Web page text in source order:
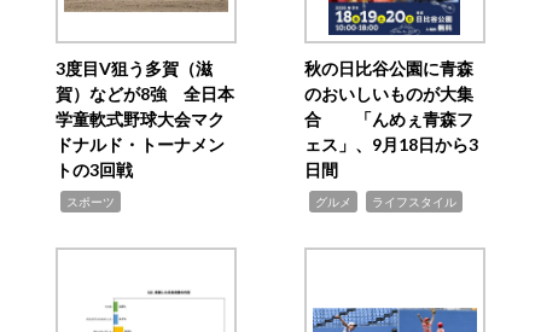
3度目V狙う多賀（滋
賀）などが8強 全日本
学童軟式野球大会マク
ドナルド・トーナメン
トの3回戦
スポーツ
秋の日比谷公園に青森
のおいしいものが大集
合 「んめぇ青森フ
ェス」、9月18日から3
日間
グルメ ライフスタイル